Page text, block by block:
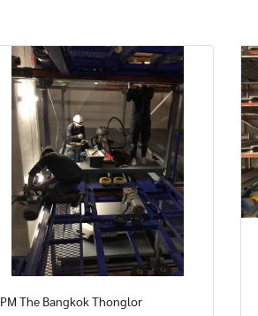
PM The Bangkok Thonglor